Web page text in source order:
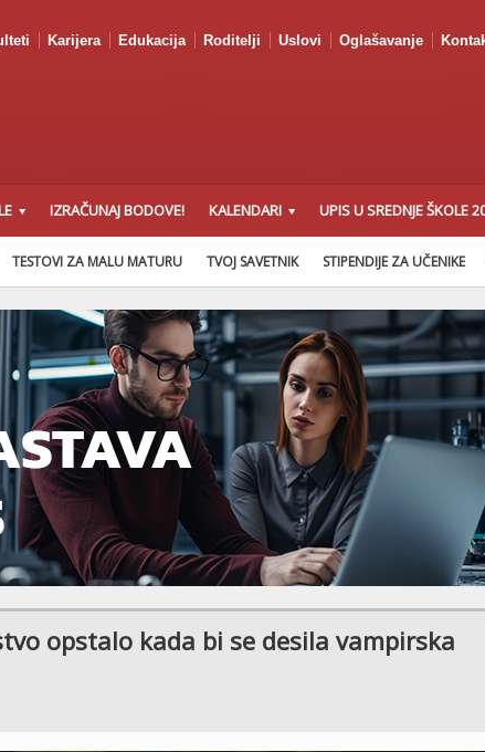
Karijera Edukacija Roditelji Uslovi Oglašavanje
IZRAČUNAJ BODOVE! KALENDARI UPIS U SREDNJE ŠKOLE
TESTOVI ZA MALU MATURU TVOJ SAVETNIK STIPENDIJE ZA UČENIKE
opstalo kada bi se desila vampirska